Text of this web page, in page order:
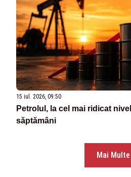
15 iul. 2026, 09:50
Petrolul, la cel mai ridicat
săptămâni
Mai Multe